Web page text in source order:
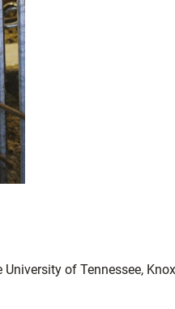
University of Tennessee,